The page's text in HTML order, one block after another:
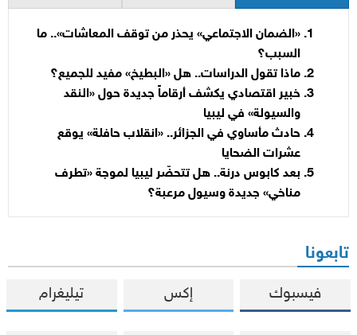
«الضمان الاجتماعي» يحذر من توقف المعاشات».. ما
السبب؟
ماذا تقول الدراسات.. هل «البطيخ» مفيد للجميع؟
خبير اقتصادي يكشف أرقاماً جديدة حول «النقد
والسيولة» في ليبيا
حادث مأساوي في الجزائر.. «انقلاب حافلة» يوقع
عشرات الضحايا
بعد كابوس درنة.. هل تتحضّر ليبيا لموجة «تطرف
مناخي» جديدة وسيول مرعبة؟
تابعونا
فيسبوك إكس تيليغرام